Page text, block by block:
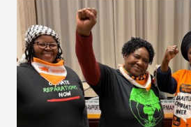
SOLUTIONS
POUR
METTRE
ŒUVRE